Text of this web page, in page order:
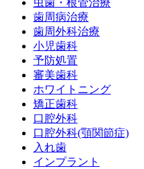
歯周病治療
歯周外科治療
小児歯科
予防処置
審美歯科
ホワイトニング
矯正歯科
口腔外科
口腔外科(顎関節症)
入れ歯
インプラント